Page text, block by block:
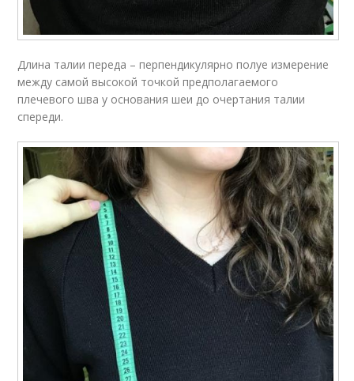
Длина талии переда – перпендикулярно полуе измерение
между самой высокой точкой предполагаемого
плечевого шва у основания шеи до очертания талии
спереди.